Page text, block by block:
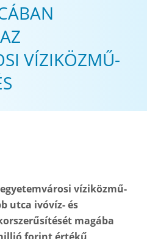
VÍZIKÖZMŰ-
víziközmű-
utca ivóvíz- és
magába